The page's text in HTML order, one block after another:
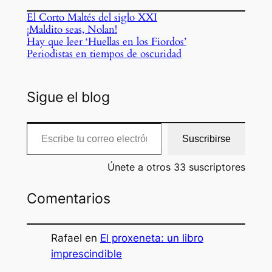
El Corto Maltés del siglo XXI
¡Maldito seas, Nolan!
Hay que leer ‘Huellas en los Fiordos’
Periodistas en tiempos de oscuridad
Sigue el blog
Escribe tu correo electrónico…
Suscribirse
Únete a otros 33 suscriptores
Comentarios
Rafael en El proxeneta: un libro
imprescindible